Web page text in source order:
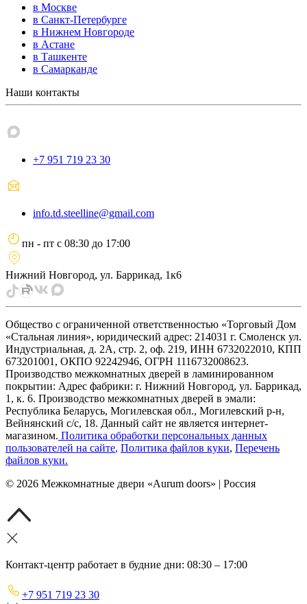
в Москве
в Санкт-Петербурге
в Нижнем Новгороде
в Астане
в Ташкенте
в Самарканде
Наши контакты
+7 951 719 23 30
info.td.steelline@gmail.com
пн - пт с 08:30 до 17:00
Нижний Новгород, ул. Баррикад, 1к6
Общество с ограниченной ответственностью «Торговый Дом
«Стальная линия», юридический адрес: 214031 г. Смоленск ул.
Индустриальная, д. 2А, стр. 2, оф. 219, ИНН 6732022010, КПП
673201001, ОКПО 92242946, ОГРН 1116732008623.
Производство межкомнатных дверей в ламинированном
покрытии: Адрес фабрики: г. Нижний Новгород, ул. Баррикад,
1, к. 6. Производство межкомнатных дверей в эмали:
Республика Беларусь, Могилевская обл., Могилевский р-н,
Вейнянский с/с, 18. Данный сайт не является интернет-
магазином. Политика обработки персональных данных
пользователей на сайте, Политика файлов куки, Перечень
файлов куки.
© 2026 Межкомнатные двери «Aurum doors» | Россия
Контакт-центр работает в будние дни: 08:30 – 17:00
+7 951 719 23 30